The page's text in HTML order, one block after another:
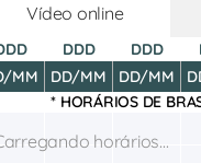
Vídeo online
MM
DDD
DD/MM
DDD
DD/MM
* HORÁRIOS DE
horários...